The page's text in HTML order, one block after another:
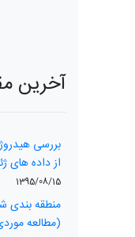
آخرین
بررسی
از داده های
1395/08/15
(مطالعه